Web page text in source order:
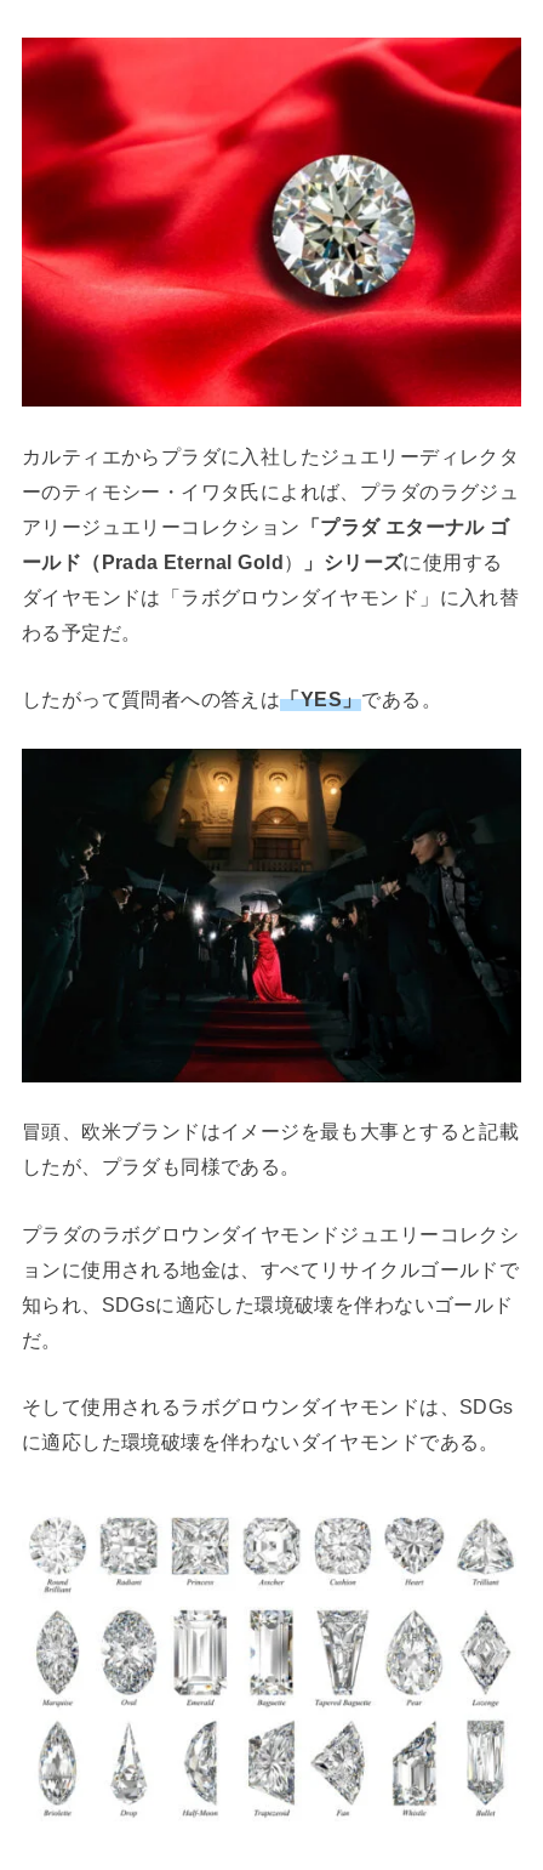
カルティエからプラダに入社したジュエリーディレクタ
ーのティモシー・イワタ氏によれば、プラダのラグジュ
アリージュエリーコレクション 「プラダ エターナル ゴ
ールド（Prada Eternal Gold） 」シリーズに使用する
ダイヤモンドは「ラボグロウンダイヤモンド」に入れ替
わる予定だ。
したがって質問者への答えは「YES」である。
冒頭、欧米ブランドはイメージを最も大事とすると記載
したが、プラダも同様である。
プラダのラボグロウンダイヤモンドジュエリーコレクシ
ョンに使用される地金は、すべてリサイクルゴールドで
知られ、SDGsに適応した環境破壊を伴わないゴールド
だ。
そして使用されるラボグロウンダイヤモンドは、SDGs
に適応した環境破壊を伴わないダイヤモンドである。